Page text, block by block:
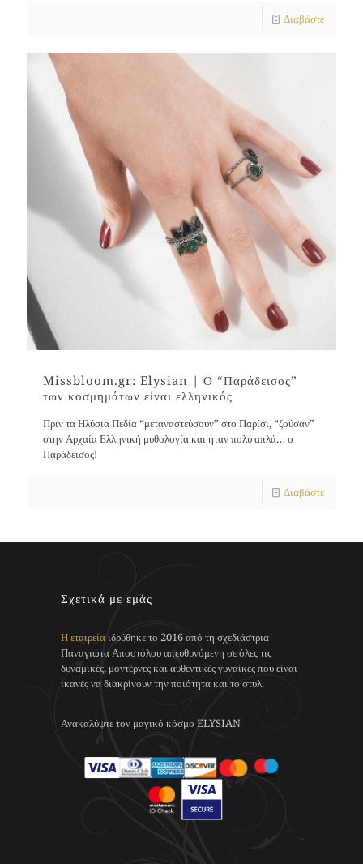
Διαβάστε
Missbloom.gr: Elysian | Ο “Παράδεισος”
των κοσμημάτων είναι ελληνικός
Πριν τα Ηλύσια Πεδία “μεταναστεύσουν” στο Παρίσι, “ζούσαν”
στην Αρχαία Ελληνική μυθολογία και ήταν πολύ απλά… ο
Παράδεισος!
Διαβάστε
Σχετικά με εμάς
Η εταιρείαιδρύθηκε το 2016 από τη σχεδιάστρια
Παναγιώτα Αποστόλου απευθυνόμενη σε όλες τις
δυναμικές, μοντέρνες και αυθεντικές γυναίκες που είναι
ικανές να διακρίνουν την ποιότητα και το στυλ.
Ανακαλύψτε τον μαγικό κόσμο ELYSIAN